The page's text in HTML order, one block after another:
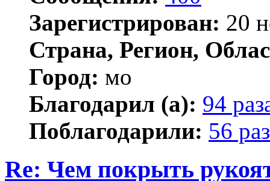
Зарегистрирован: 20
Страна, Регион,
Город: мо
Благодарил (а): 94
Поблагодарили: 56 раз
Re: Чем покрыть